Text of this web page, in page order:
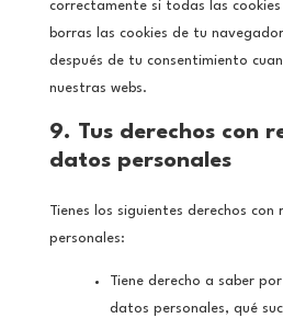
correctamente si todas las
borras las cookies de tu
después de tu consentimiento
nuestras webs.
9. Tus derechos con
datos personales
Tienes los siguientes derechos
personales:
Tiene derecho a saber
datos personales, qué